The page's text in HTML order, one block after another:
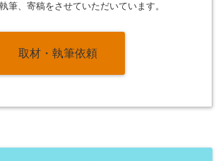
筆、寄稿をさせていただいています。
取材・執筆依頼